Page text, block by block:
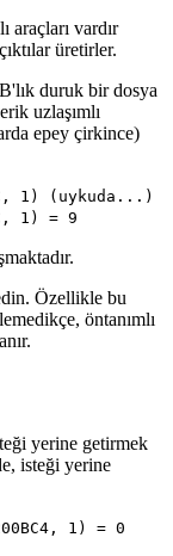
araçları vardır
üretirler.
duruk bir dosya
uzlaşımlı
epey çirkince)
1) (uykuda...)
1) = 9
Özellikle bu
öntanımlı
yerine getirmek
isteği yerine
1) = 0